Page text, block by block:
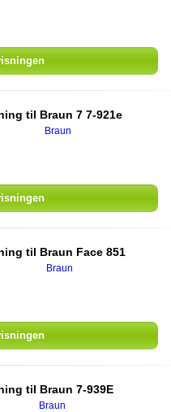
til Braun 7 7-921e
Braun
til Braun Face 851
Braun
til Braun 7-939E
Braun